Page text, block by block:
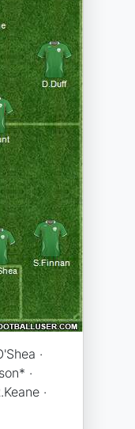
·
·
·